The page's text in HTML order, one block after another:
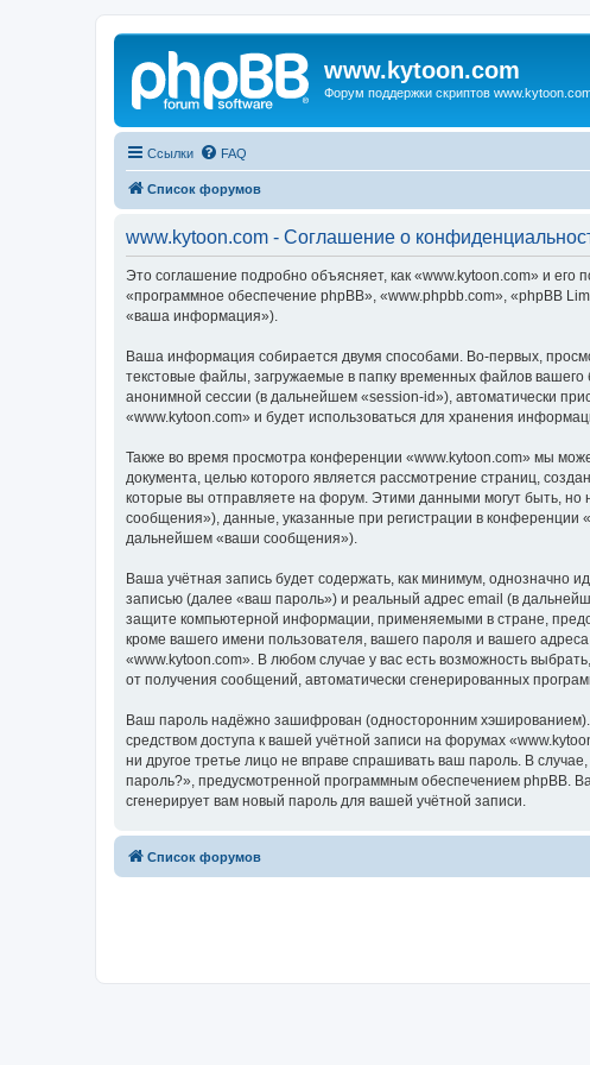
www.kytoon.com
Форум поддержки скриптов
Ссылки FAQ
Список форумов
www.kytoon.com - Соглашение о
Это соглашение подробно объясняет, как «www.kytoon.com» и
«программное обеспечение phpBB», «www.phpbb.com», «phpBB
«ваша информация»).
Ваша информация собирается двумя способами. Во-первых,
текстовые файлы, загружаемые в папку временных файлов
анонимной сессии (в дальнейшем «session-id»), автоматически
«www.kytoon.com» и будет использоваться для хранения
Также во время просмотра конференции «www.kytoon.com» мы
документа, целью которого является рассмотрение страниц,
которые вы отправляете на форум. Этими данными могут быть,
сообщения»), данные, указанные при регистрации в конференции
дальнейшем «ваши сообщения»).
Ваша учётная запись будет содержать, как минимум,
записью (далее «ваш пароль») и реальный адрес email (в
защите компьютерной информации, применяемыми в стране,
кроме вашего имени пользователя, вашего пароля и вашего
«www.kytoon.com». В любом случае у вас есть возможность
от получения сообщений, автоматически сгенерированных
Ваш пароль надёжно зашифрован (односторонним хэшированием).
средством доступа к вашей учётной записи на форумах
ни другое третье лицо не вправе спрашивать ваш пароль. В
пароль?», предусмотренной программным обеспечением phpBB.
сгенерирует вам новый пароль для вашей учётной записи.
Список форумов